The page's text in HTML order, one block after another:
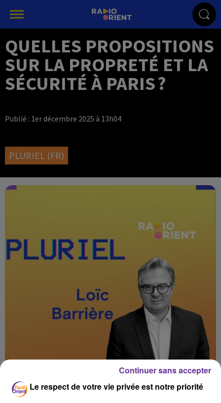
QUELLES PROPOSITIONS
SUR LA PROPRETÉ ET LA
SÉCURITÉ À PARIS ?
Publié : 1er décembre 2025 à 13h04
PLURIEL (FR)
Le respect de votre vie privée est notre priorité
Continuer sans accepter